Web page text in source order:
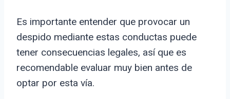
Es importante entender que provocar un
despido mediante estas conductas puede
tener consecuencias legales, así que es
recomendable evaluar muy bien antes de
optar por esta vía.